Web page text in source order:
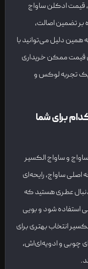
ادکلن ساواج
تضمین اصالت،
دلیل می‌توانید با
قیمت ممکن خریداری
تجربه لوکس و
برای شما
و ساواج الکسیر
ساواج، رایحه‌ای
عطری هستید که
شود و بویی
انتخاب بهتری برای
و ادویه‌ای‌اش،